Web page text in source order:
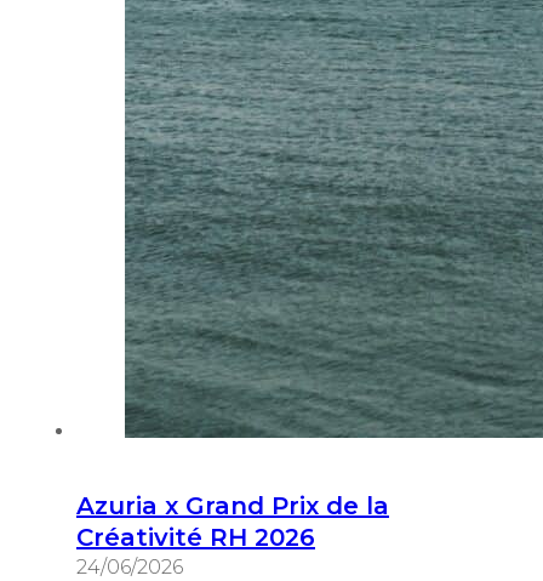
Azuria x Grand Prix de la
Créativité RH 2026
24/06/2026